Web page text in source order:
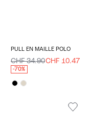
PULL EN MAILLE POLO
CHF 34.90CHF 10.47
-70%